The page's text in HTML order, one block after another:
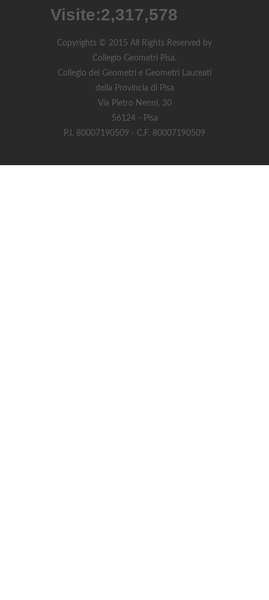
Visite:2,317,578
Copyrights © 2015 All Rights Reserved by
Collegio Geometri Pisa.
Collegio dei Geometri e Geometri Laureati
della Provincia di Pisa
Via Pietro Nenni, 30
56124 - Pisa
P.I. 80007190509 - C.F. 80007190509